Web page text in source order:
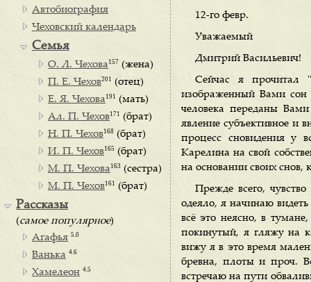
12-го февр.
Уважаемый
Дмитрий Васильевич!
Сейчас я прочитал
изображенный Вами сон
человека переданы
явление субъективное и
процесс сновидения у
Карелина на свой
на основании своих снов,
Прежде всего,
одеяло, я начинаю
всё это неясно, в
покинутый, я гляжу на
вижу я в это время
бревна, плоты и проч.
встречаю на пути
Автобиография
Чеховский календарь
Семья
О. Л. Чехова 157 (жена)
П. Е. Чехов201 (отец)
Е. Я. Чехова 191 (мать)
Ал. П. Чехов171 (брат)
Н. П. Чехов168 (брат)
И. П. Чехов165 (брат)
М. П. Чехова 163 (сестра)
М. П. Чехов161 (брат)
Рассказы
(самое популярное)
Агафья 5.0
Ванька 4.6
Хамелеон 4.5